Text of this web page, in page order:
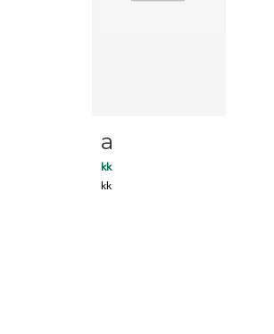
a
kk
kk